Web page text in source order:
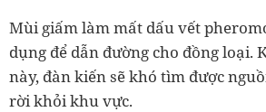
Mùi giấm làm mất dấu vết
dụng để dẫn đường cho đồng loại.
này, đàn kiến sẽ khó tìm được
rời khỏi khu vực.